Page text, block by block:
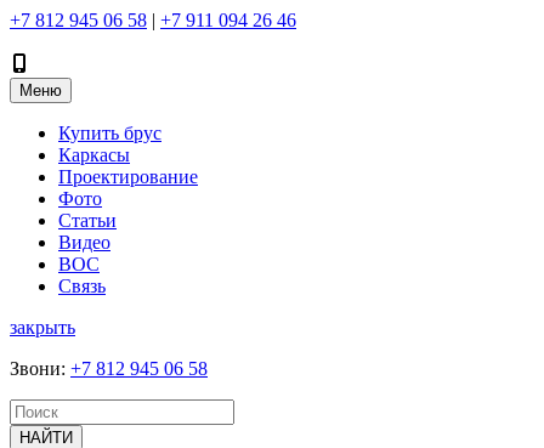
+7 812 945 06 58 | +7 911 094 26 46
Меню
Купить брус
Каркасы
Проектирование
Фото
Статьи
Видео
ВОС
Связь
закрыть
Звони: +7 812 945 06 58
НАЙТИ